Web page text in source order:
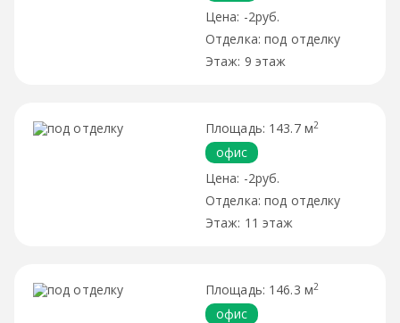
-2руб.
под отделку
9 этаж
143.7 м2
офис
-2руб.
под отделку
11 этаж
146.3 м2
офис